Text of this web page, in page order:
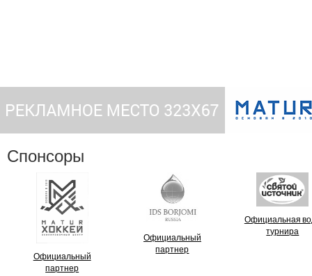
Спонсоры
Официальный
партнер
Официальный
партнер
Официальная
турнира